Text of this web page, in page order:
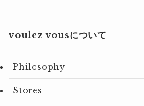
voulez vousについて
Philosophy
Stores